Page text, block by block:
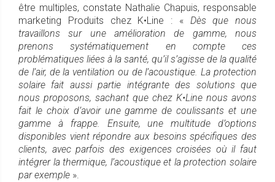
être multiples, constate Nathalie Chapuis, responsable
marketing Produits chez K•Line : « Dès que nous
travaillons sur une amélioration de gamme, nous
prenons systématiquement en compte ces
problématiques liées à la santé, qu’il s’agisse de la qualité
de l’air, de la ventilation ou de l’acoustique. La protection
solaire fait aussi partie intégrante des solutions que
nous proposons, sachant que chez K•Line nous avons
fait le choix d’avoir une gamme de coulissants et une
gamme à frappe. Ensuite, une multitude d’options
disponibles vient répondre aux besoins spécifiques des
clients, avec parfois des exigences croisées où il faut
intégrer la thermique, l’acoustique et la protection solaire
par exemple ».